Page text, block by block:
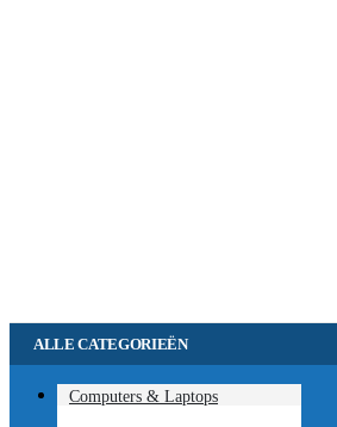
ALLE CATEGORIEËN
Computers & Laptops